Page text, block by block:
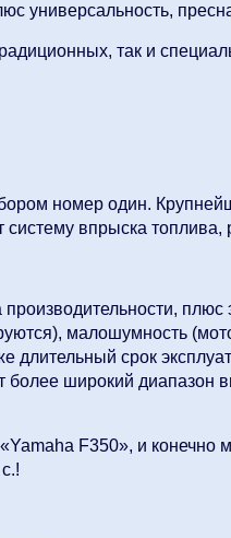
универсальность,
так и
номер один.
впрыска топлива,
плюс
малошумность
срок
более широкий диапазон
F350», и конечно